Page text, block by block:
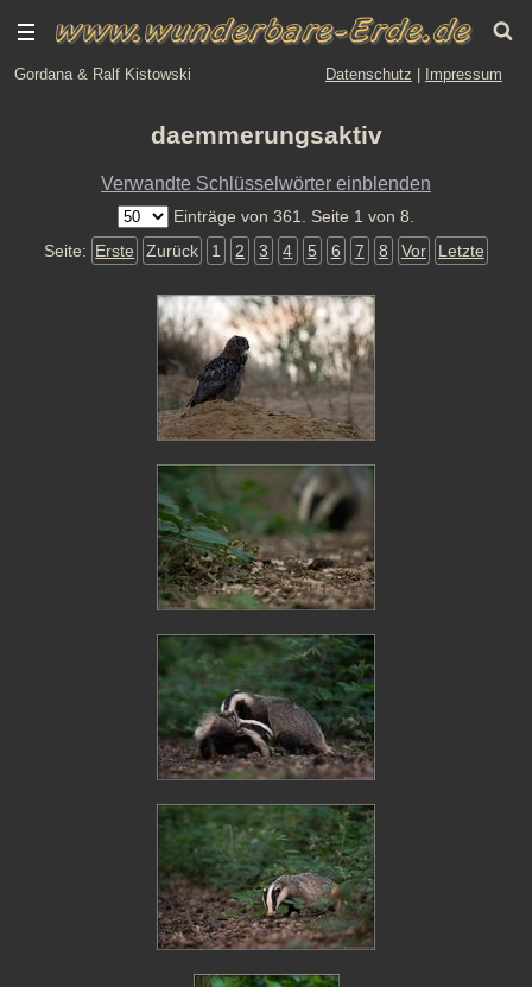
Gordana & Ralf Kistowski Datenschutz Impressum
daemmerungsaktiv
Verwandte Schlüsselwörter einblenden
Einträge von 361. Seite 1 von 8.
Seite: Erste Zurück 1 2 3 4 5 6 7 8 Vor Letzte